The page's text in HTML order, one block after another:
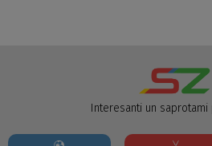
Interesanti un saprotami